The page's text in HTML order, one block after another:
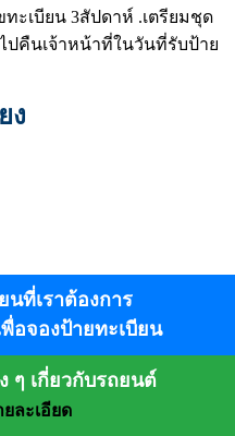
ทะเบียน 3สัปดาห์ .เตรียมชุด
ปคืนเจ้าหน้าที่ในวันที่รับป้าย
ง
นที่เราต้องการ
อจองป้ายทะเบียน
ๆ เกี่ยวกับรถยนต์
ละเอียด